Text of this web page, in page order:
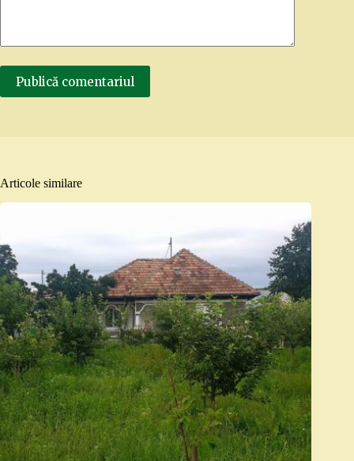
Publică comentariul
Articole similare